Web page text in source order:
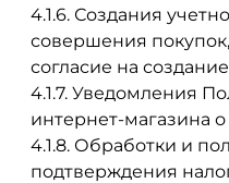
4.1.6. Создания
совершения
согласие на
4.1.7. Уведомления
интернет-магазина о
4.1.8. Обработки и
подтверждения